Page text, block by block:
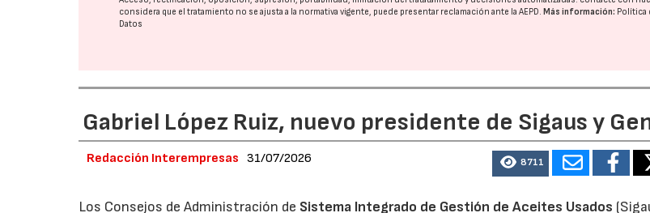
considera que el tratamiento no se ajusta a la normativa vigente, puede presentar reclamación ante laAEPD .Más información: Política
Datos
Gabriel López Ruiz, nuevo presidente de Sigaus y
Redacción Interempresas 31/07/2026 8711
Los Consejos de Administración de Sistema Integrado de Gestión de Aceites Usados